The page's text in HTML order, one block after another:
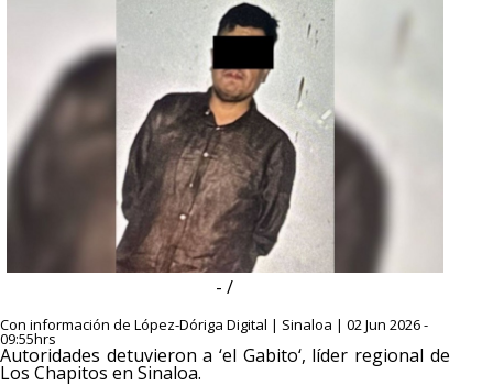
- /
Con información de López-Dóriga Digital | Sinaloa | 02 Jun 2026 -
09:55hrs
Autoridades detuvieron a ‘el Gabito‘, líder regional de
Los Chapitos en Sinaloa.